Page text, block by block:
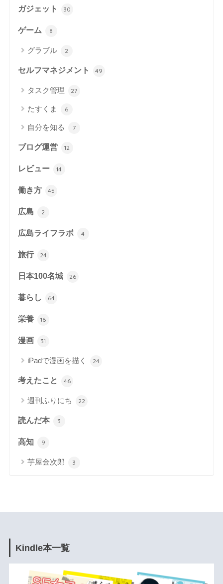
ガジェット 30
ゲーム 8
グラブル 2
セルフマネジメント 49
タスク管理 27
たすくま 6
自分を知る 7
ブログ運営 12
レビュー 14
働き方 45
広島 2
広島ライフラボ 4
旅行 24
日本100名城 26
暮らし 64
栄養 16
漫画 31
iPadで漫画を描く 24
考えたこと 46
週刊ふりにち 22
読んだ本 3
高知 9
芋屋金次郎 3
Kindle本一覧